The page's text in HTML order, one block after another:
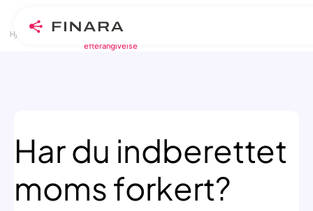
SkipHjem >Blogindlæg>Har du indberettet moms forkert? Sådan laver du en
efterangivelse
Har du indberettet
moms forkert?